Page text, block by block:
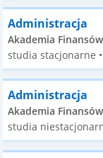
Administracja
Akademia
studia stacjonarne
Administracja
Akademia
studia